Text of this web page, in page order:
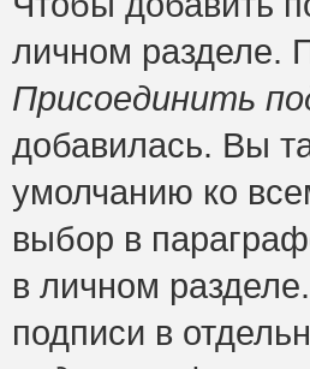
личном разделе.
Присоединить
добавилась. Вы
умолчанию ко
выбор в
в личном
подписи в